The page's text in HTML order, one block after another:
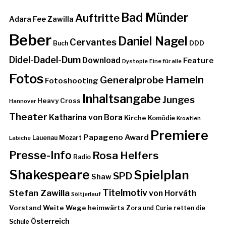
Adara Fee Zawilla Auftritte Bad Münder
Beber Buch Cervantes Daniel Nagel DDD
Didel-Dadel-Dum Download Dystopie Eine für alle Feature
Fotos Fotoshooting Generalprobe Hameln
Hannover Heavy Cross InhaltsangabeJunges
Theater Katharina von Bora Kirche Komödie Kroatien
Labiche Lauenau Mozart Papageno Award Premiere
Presse-Info Radio Rosa Helfers
Shakespeare ShawSPDSpielplan
Stefan Zawilla Söltjerlauf Titelmotivvon Horváth
Vorstand Weite Wege heimwärts Zora und Curie retten die
Schule Österreich